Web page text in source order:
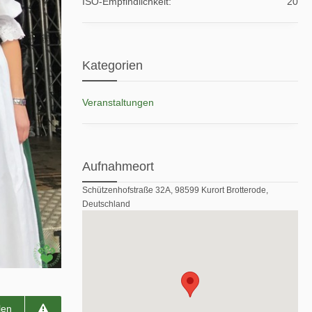
Kategorien
Veranstaltungen
Aufnahmeort
Schützenhofstraße 32A, 98599 Kurort Brotterode,
Deutschland